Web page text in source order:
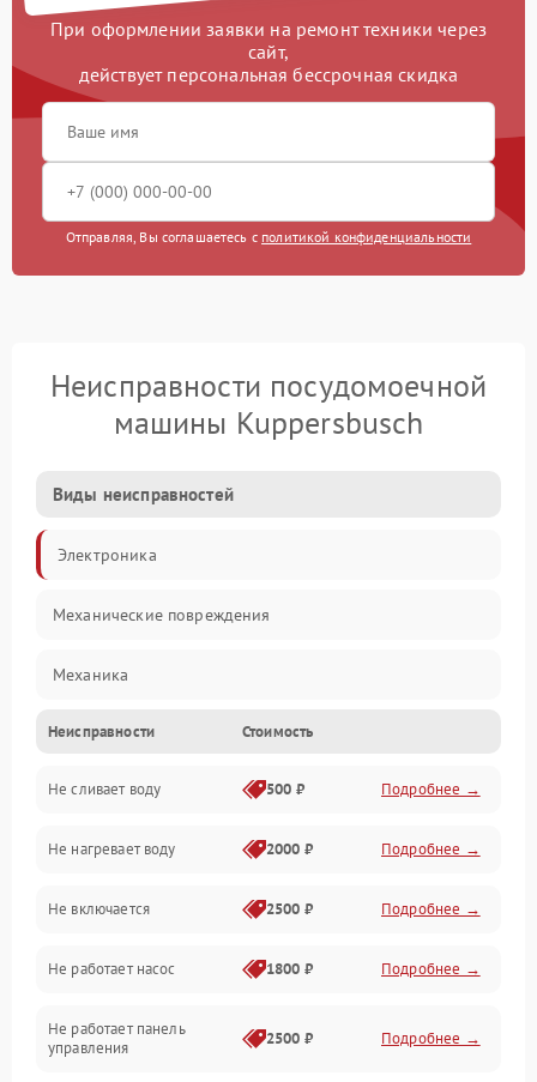
При оформлении заявки на ремонт техники через
сайт,
действует персональная бессрочная скидка
Отправляя, Вы соглашаетесь с политикой конфиденциальности
Неисправности посудомоечной
машины Kuppersbusch
Виды неисправностей
Электроника
Механические повреждения
Механика
Управление
Электропитание
Датчики
Нагрев
Вода
Гигиена
Неисправности Стоимость
Не сливает воду 500 ₽ Подробнее →
Не нагревает воду 2000 ₽ Подробнее →
Не включается 2500 ₽ Подробнее →
Не работает насос 1800 ₽ Подробнее →
Не работает панель
управления
2500 ₽ Подробнее →